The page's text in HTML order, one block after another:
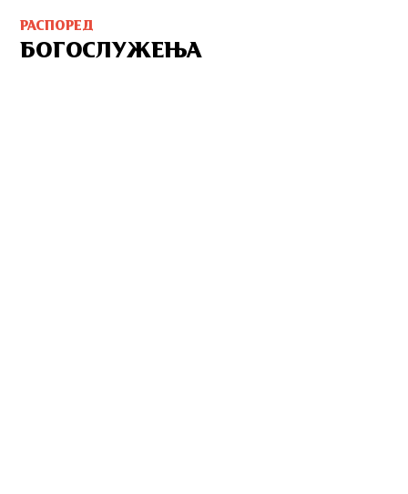
РАСПОРЕД
БОГОСЛУЖЕЊА